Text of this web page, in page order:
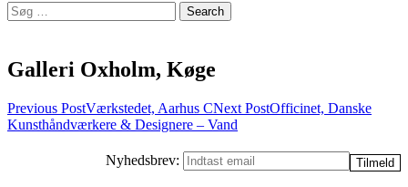
Search
for:
Galleri Oxholm, Køge
Post
navigation
Previous PostVærkstedet, Aarhus CNext PostOfficinet, Danske
Kunsthåndværkere & Designere – Vand
Nyhedsbrev: